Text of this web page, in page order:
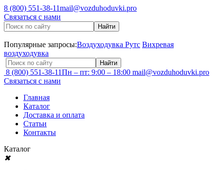
8 (800) 551-38-11mail@vozduhoduvki.pro
Связаться с нами
Популярные запросы:Воздуходувка Рутс Вихревая
воздуходувка
8 (800) 551-38-11Пн – пт: 9:00 – 18:00 mail@vozduhoduvki.pro
Связаться с нами
Главная
Каталог
Доставка и оплата
Статьи
Контакты
Каталог
✖